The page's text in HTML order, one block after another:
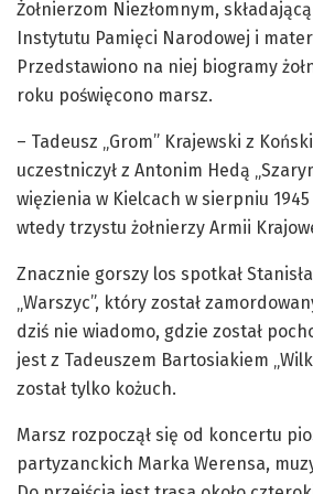
Żołnierzom Niezłomnym,
Instytutu Pamięci Narodowej i
Przedstawiono na niej biogramy
roku poświęcono marsz.
– Tadeusz „Grom” Krajewski z
uczestniczył z Antonim Hedą
więzienia w Kielcach w sierpniu
wtedy trzystu żołnierzy Armii
Znacznie gorszy los spotkał
„Warszyc”, który został
dziś nie wiadomo, gdzie został
jest z Tadeuszem Bartosiakiem
został tylko kożuch.
Marsz rozpoczął się od koncertu
partyzanckich Marka Werensa,